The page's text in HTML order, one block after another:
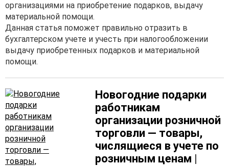
организациями на приобретение подарков, выдачу
материальной помощи.
Данная статья поможет правильно отразить в
бухгалтерском учете и учесть при налогообложении
выдачу приобретенных подарков и материальной
помощи.
Новогодние подарки
работникам
организации розничной
торговли — товары,
числящиеся в учете по
розничным ценам